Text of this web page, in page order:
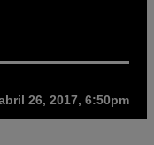
26, 2017, 6:50pm